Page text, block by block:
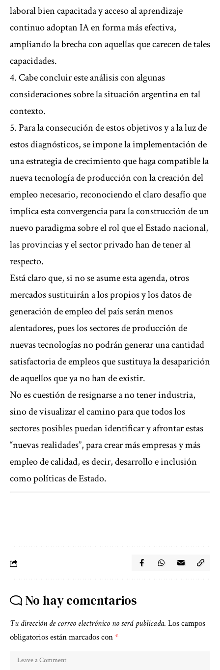
laboral bien capacitada y acceso al aprendizaje
continuo adoptan IA en forma más efectiva,
ampliando la brecha con aquellas que carecen de tales
capacidades.
4. Cabe concluir este análisis con algunas
consideraciones sobre la situación argentina en tal
contexto.
5. Para la consecución de estos objetivos y a la luz de
estos diagnósticos, se impone la implementación de
una estrategia de crecimiento que haga compatible la
nueva tecnología de producción con la creación del
empleo necesario, reconociendo el claro desafío que
implica esta convergencia para la construcción de un
nuevo paradigma sobre el rol que el Estado nacional,
las provincias y el sector privado han de tener al
respecto.
Está claro que, si no se asume esta agenda, otros
mercados sustituirán a los propios y los datos de
generación de empleo del país serán menos
alentadores, pues los sectores de producción de
nuevas tecnologías no podrán generar una cantidad
satisfactoria de empleos que sustituya la desaparición
de aquellos que ya no han de existir.
No es cuestión de resignarse a no tener industria,
sino de visualizar el camino para que todos los
sectores posibles puedan identificar y afrontar estas
“nuevas realidades”, para crear más empresas y más
empleo de calidad, es decir, desarrollo e inclusión
como políticas de Estado.
No hay comentarios
Tu dirección de correo electrónico no será publicada. Los campos
obligatorios están marcados con*